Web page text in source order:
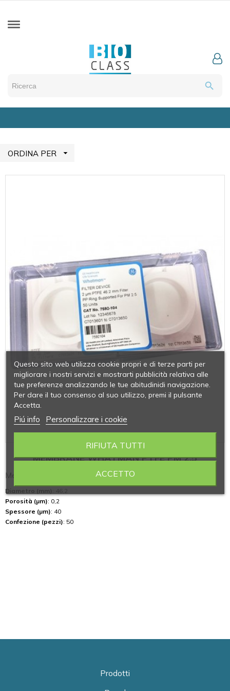
search
ORDINA PER 
MEMBRANE WHATMAN PTFE PM 2,5
Membrane in PTFE WHATMAN PM 2,5 Ø 46,2 mm conf. 50
Diametro (mm)
: 46,2
Porosità (µm): 0,2
Spessore (µm): 40
Confezione (pezzi): 50
Prodotti
Questo sito web utilizza cookie propri e di terze parti per
migliorare i nostri servizi e mostrarti pubblicità relativa alle
tue preferenze analizzando le tue abitudinidi navigazione.
Per dare il tuo consenso al suo utilizzo, premi il pulsante
Accetta.
Piú info Personalizzare i cookie
RIFIUTA TUTTI
ACCETTO